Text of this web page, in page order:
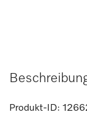
Produkt-ID: